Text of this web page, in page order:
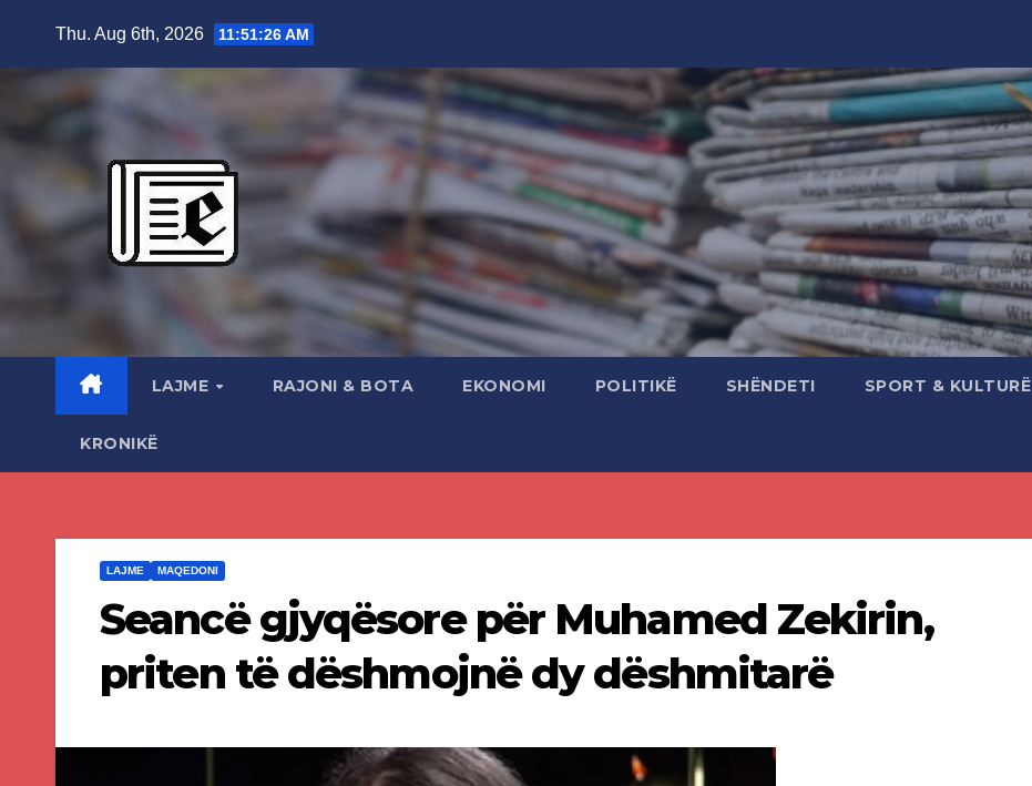
Thu. Aug 6th, 2026 11:51:27 AM
LAJME RAJONI & BOTA EKONOMI POLITIKË SHËNDETI SPORT & KULTURË
KRONIKË
LAJME MAQEDONI
Seancë gjyqësore për Muhamed Zekirin,
priten të dëshmojnë dy dëshmitarë